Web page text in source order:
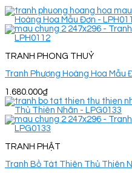
TRANH PHONG THUỶ
Tranh Phượng Hoàng Hoa Mẫu
1.680.000₫
TRANH PHẬT
Tranh Bồ Tát Thiên Thủ Thiên